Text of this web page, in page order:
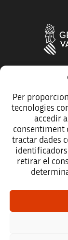
Per
tecnologies
accedir
consentiment
tractar dades
identificadors
retirar el
Avíso legal
Política de
Registro de